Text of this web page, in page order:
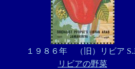
１９８６年 （旧）リビア
リビアの野菜